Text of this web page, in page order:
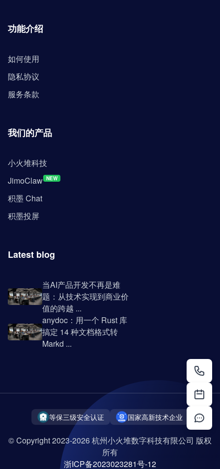
功能介绍
如何使用
隐私协议
服务条款
我们的产品
小火堆科技
JimoClaw NEW
积墨 Chat
积墨投屏
Latest blog
当AI产品开发不再是难
题：从技术实现到商业价
值的跨越 ...
anydoc：用一个 Rust 库
搞定 14 种文档格式转
Markd ...
等保三级安全认证 国家高新技术企业
© Copyright 2023-2026 杭州小火堆数字科技有限公司 版权
所有
浙ICP备2023023281号-12